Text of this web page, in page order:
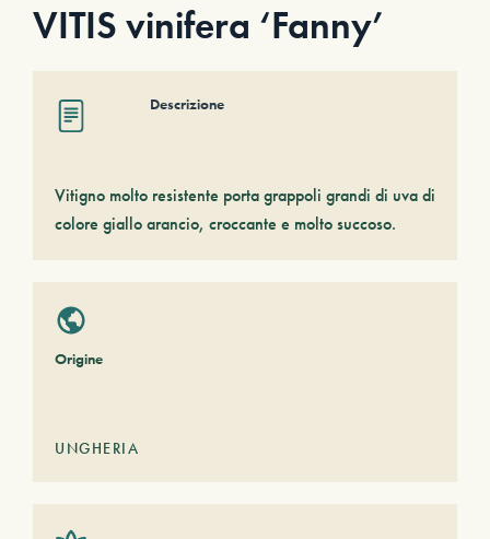
VITIS vinifera ‘Fanny’
Descrizione
Vitigno molto resistente porta grappoli grandi di uva di
colore giallo arancio, croccante e molto succoso.
Origine
UNGHERIA